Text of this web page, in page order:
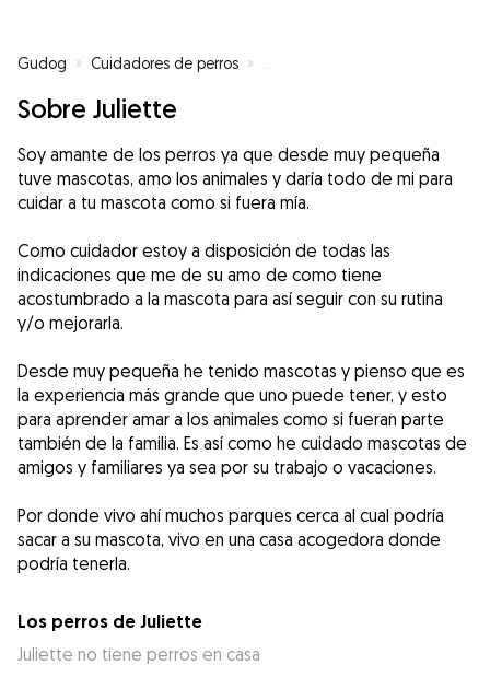
Gudog » Cuidadores de perros »
Sobre Juliette
Soy amante de los perros ya que desde muy pequeña
tuve mascotas, amo los animales y daría todo de mi para
cuidar a tu mascota como si fuera mía.
Como cuidador estoy a disposición de todas las
indicaciones que me de su amo de como tiene
acostumbrado a la mascota para así seguir con su rutina
y/o mejorarla.
Desde muy pequeña he tenido mascotas y pienso que es
la experiencia más grande que uno puede tener, y esto
para aprender amar a los animales como si fueran parte
también de la familia. Es así como he cuidado mascotas de
amigos y familiares ya sea por su trabajo o vacaciones.
Por donde vivo ahí muchos parques cerca al cual podría
sacar a su mascota, vivo en una casa acogedora donde
podría tenerla.
Los perros de Juliette
Juliette no tiene perros en casa